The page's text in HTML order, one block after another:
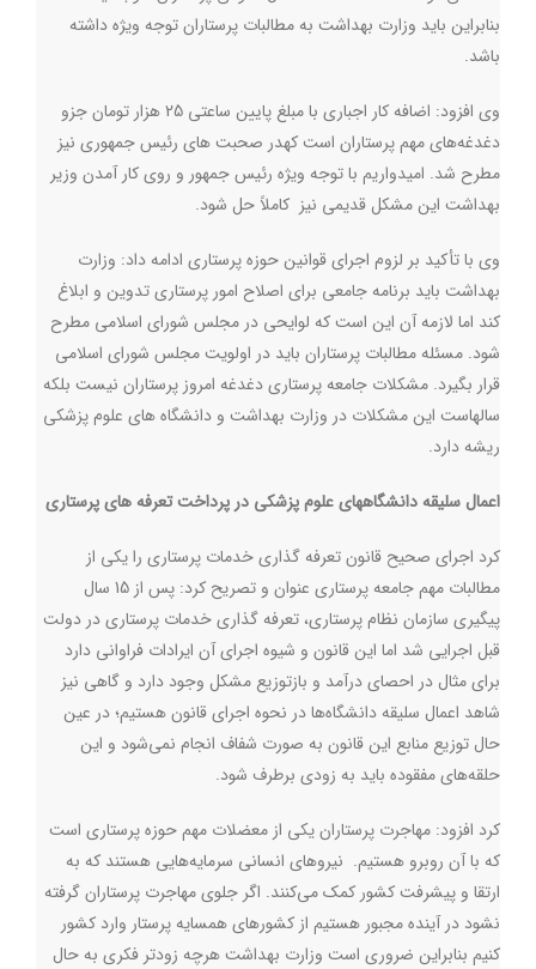
بنابراین باید وزارت بهداشت به مطالبات پرستاران توجه ویژه داشته
باشد.
وی افزود: اضافه کار اجباری با مبلغ پایین ساعتی 25 هزار تومان جزو
دغدغه‌های مهم پرستاران است کهدر صحبت های رئیس جمهوری نیز
مطرح شد. امیدواریم با توجه ویژه رئیس جمهور و روی کار آمدن وزیر
بهداشت این مشکل قدیمی نیز کاملاً حل شود.
وی با تأکید بر لزوم اجرای قوانین حوزه پرستاری ادامه داد: وزارت
بهداشت باید برنامه جامعی برای اصلاح امور پرستاری تدوین و ابلاغ
کند اما لازمه آن این است که لوایحی در مجلس شورای اسلامی مطرح
شود. مسئله مطالبات پرستاران باید در اولویت مجلس شورای اسلامی
قرار بگیرد. مشکلات جامعه پرستاری دغدغه امروز پرستاران نیست بلکه
سالهاست این مشکلات در وزارت بهداشت و دانشگاه های علوم پزشکی
ریشه دارد.
اعمال سلیقه دانشگاههای علوم پزشکی در پرداخت تعرفه های پرستاری
کرد اجرای صحیح قانون تعرفه گذاری خدمات پرستاری را یکی از
مطالبات مهم جامعه پرستاری عنوان و تصریح کرد: پس از 15 سال
پیگیری سازمان نظام پرستاری، تعرفه گذاری خدمات پرستاری در دولت
قبل اجرایی شد اما این قانون و شیوه اجرای آن ایرادات فراوانی دارد
برای مثال در احصای درآمد و بازتوزیع مشکل وجود دارد و گاهی نیز
شاهد اعمال سلیقه دانشگاه‌ها در نحوه اجرای قانون هستیم؛ در عین
حال توزیع منابع این قانون به صورت شفاف انجام نمی‌شود و این
حلقه‌های مفقوده باید به زودی برطرف شود.
کرد افزود: مهاجرت پرستاران یکی از معضلات مهم حوزه پرستاری است
که با آن روبرو هستیم. نیروهای انسانی سرمایه‌هایی هستند که به
ارتقا و پیشرفت کشور کمک می‌کنند. اگر جلوی مهاجرت پرستاران گرفته
نشود در آینده مجبور هستیم از کشورهای همسایه پرستار وارد کشور
کنیم بنابراین ضروری است وزارت بهداشت هرچه زودتر فکری به حال